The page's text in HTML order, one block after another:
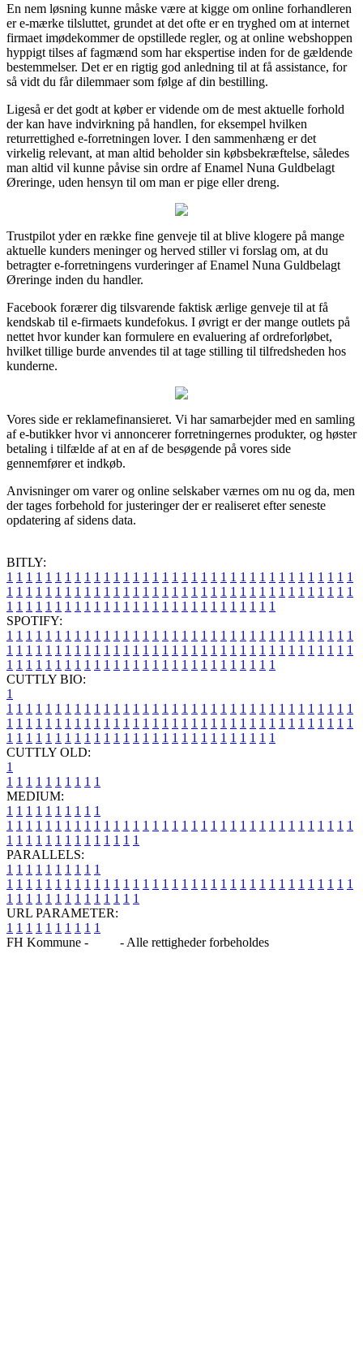
En nem løsning kunne måske være at kigge om online forhandleren
er e-mærke tilsluttet, grundet at det ofte er en tryghed om at internet
firmaet imødekommer de opstillede regler, og at online webshoppen
hyppigt tilses af fagmænd som har ekspertise inden for de gældende
bestemmelser. Det er en rigtig god anledning til at få assistance, for
så vidt du får dilemmaer som følge af din bestilling.
Ligeså er det godt at køber er vidende om de mest aktuelle forhold
der kan have indvirkning på handlen, for eksempel hvilken
returrettighed e-forretningen lover. I den sammenhæng er det
virkelig relevant, at man altid beholder sin købsbekræftelse, således
man altid vil kunne påvise sin ordre af Enamel Nuna Guldbelagt
Øreringe, uden hensyn til om man er pige eller dreng.
Trustpilot yder en række fine genveje til at blive klogere på mange
aktuelle kunders meninger og herved stiller vi forslag om, at du
betragter e-forretningens vurderinger af Enamel Nuna Guldbelagt
Øreringe inden du handler.
Facebook forærer dig tilsvarende faktisk ærlige genveje til at få
kendskab til e-firmaets kundefokus. I øvrigt er der mange outlets på
nettet hvor kunder kan formulere en evaluering af ordreforløbet,
hvilket tillige burde anvendes til at tage stilling til tilfredsheden hos
kunderne.
Vores side er reklamefinansieret. Vi har samarbejder med en samling
af e-butikker hvor vi annoncerer forretningernes produkter, og høster
betaling i tilfælde af at en af de besøgende på vores side
gennemfører et indkøb.
Anvisninger om varer og online selskaber værnes om nu og da, men
der tages forbehold for justeringer der er realiseret efter seneste
opdatering af sidens data.
BITLY:
1 1 1 1 1 1 1 1 1 1 1 1 1 1 1 1 1 1 1 1 1 1 1 1 1 1 1 1 1 1 1 1 1 1 1 1
1 1 1 1 1 1 1 1 1 1 1 1 1 1 1 1 1 1 1 1 1 1 1 1 1 1 1 1 1 1 1 1 1 1 1 1
1 1 1 1 1 1 1 1 1 1 1 1 1 1 1 1 1 1 1 1 1 1 1 1 1 1 1 1
SPOTIFY:
1 1 1 1 1 1 1 1 1 1 1 1 1 1 1 1 1 1 1 1 1 1 1 1 1 1 1 1 1 1 1 1 1 1 1 1
1 1 1 1 1 1 1 1 1 1 1 1 1 1 1 1 1 1 1 1 1 1 1 1 1 1 1 1 1 1 1 1 1 1 1 1
1 1 1 1 1 1 1 1 1 1 1 1 1 1 1 1 1 1 1 1 1 1 1 1 1 1 1 1
CUTTLY BIO:
1
1 1 1 1 1 1 1 1 1 1 1 1 1 1 1 1 1 1 1 1 1 1 1 1 1 1 1 1 1 1 1 1 1 1 1 1
1 1 1 1 1 1 1 1 1 1 1 1 1 1 1 1 1 1 1 1 1 1 1 1 1 1 1 1 1 1 1 1 1 1 1 1
1 1 1 1 1 1 1 1 1 1 1 1 1 1 1 1 1 1 1 1 1 1 1 1 1 1 1 1
CUTTLY OLD:
1
1 1 1 1 1 1 1 1 1 1
MEDIUM:
1 1 1 1 1 1 1 1 1 1
1 1 1 1 1 1 1 1 1 1 1 1 1 1 1 1 1 1 1 1 1 1 1 1 1 1 1 1 1 1 1 1 1 1 1 1
1 1 1 1 1 1 1 1 1 1 1 1 1 1
PARALLELS:
1 1 1 1 1 1 1 1 1 1
1 1 1 1 1 1 1 1 1 1 1 1 1 1 1 1 1 1 1 1 1 1 1 1 1 1 1 1 1 1 1 1 1 1 1 1
1 1 1 1 1 1 1 1 1 1 1 1 1 1
URL PARAMETER:
1 1 1 1 1 1 1 1 1 1
FH Kommune -
- Alle rettigheder forbeholdes